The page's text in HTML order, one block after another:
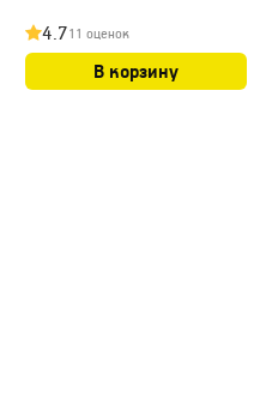
4.711 оценок
В корзину